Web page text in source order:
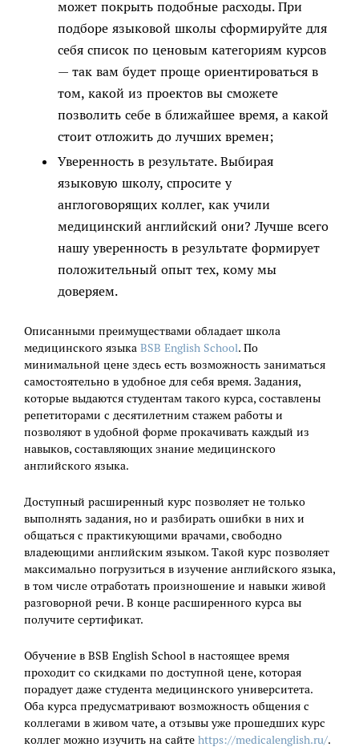
может покрыть подобные расходы. При
подборе языковой школы сформируйте для
себя список по ценовым категориям курсов
— так вам будет проще ориентироваться в
том, какой из проектов вы сможете
позволить себе в ближайшее время, а какой
стоит отложить до лучших времен;
Уверенность в результате. Выбирая
языковую школу, спросите у
англоговорящих коллег, как учили
медицинский английский они? Лучше всего
нашу уверенность в результате формирует
положительный опыт тех, кому мы
доверяем.
Описанными преимуществами обладает школа
медицинского языка BSB English School. По
минимальной цене здесь есть возможность заниматься
самостоятельно в удобное для себя время. Задания,
которые выдаются студентам такого курса, составлены
репетиторами с десятилетним стажем работы и
позволяют в удобной форме прокачивать каждый из
навыков, составляющих знание медицинского
английского языка.
Доступный расширенный курс позволяет не только
выполнять задания, но и разбирать ошибки в них и
общаться с практикующими врачами, свободно
владеющими английским языком. Такой курс позволяет
максимально погрузиться в изучение английского языка,
в том числе отработать произношение и навыки живой
разговорной речи. В конце расширенного курса вы
получите сертификат.
Обучение в BSB English School в настоящее время
проходит со скидками по доступной цене, которая
порадует даже студента медицинского университета.
Оба курса предусматривают возможность общения с
коллегами в живом чате, а отзывы уже прошедших курс
коллег можно изучить на сайте https://medicalenglish.ru/.